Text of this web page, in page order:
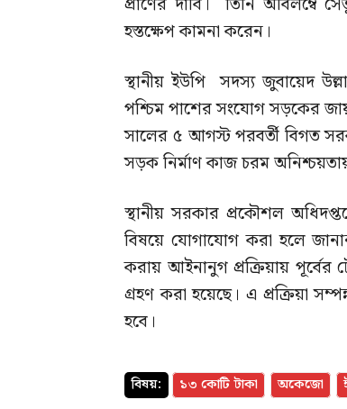
হস্তক্ষেপ কামনা করেন।
স্থানীয় ইউপি সদস্য জুবায়েদ
পশ্চিম পাশের সংযোগ সড়কের
সালের ৫ আগস্ট পরবর্তী বিগত
সড়ক নির্মাণ কাজ চরম
স্থানীয় সরকার প্রকৌশল
বিষয়ে যোগাযোগ করা হলে
করায় আইনানুগ প্রক্রিয়ায় পূর্বের
গ্রহণ করা হয়েছে। এ প্রক্রিয়া
হবে।
বিষয়: ১৩ কোটি টাকা অকেজো